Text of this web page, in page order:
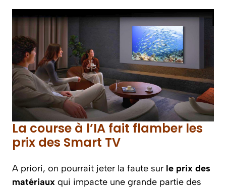
La course à l’IA fait flamber les
prix des Smart TV
A priori, on pourrait jeter la faute sur le prix des
matériaux qui impacte une grande partie des